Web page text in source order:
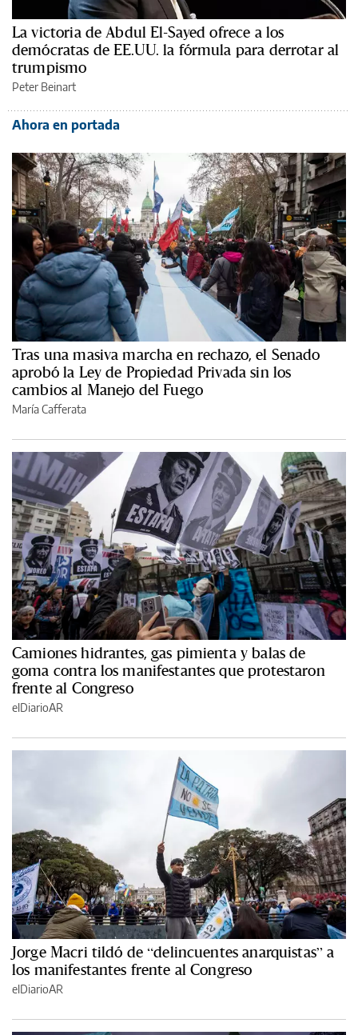
La victoria de Abdul El-Sayed ofrece a los
demócratas de EE.UU. la fórmula para derrotar al
trumpismo
Peter Beinart
Ahora en portada
Tras una masiva marcha en rechazo, el Senado
aprobó la Ley de Propiedad Privada sin los
cambios al Manejo del Fuego
María Cafferata
Camiones hidrantes, gas pimienta y balas de
goma contra los manifestantes que protestaron
frente al Congreso
elDiarioAR
Jorge Macri tildó de “delincuentes anarquistas” a
los manifestantes frente al Congreso
elDiarioAR